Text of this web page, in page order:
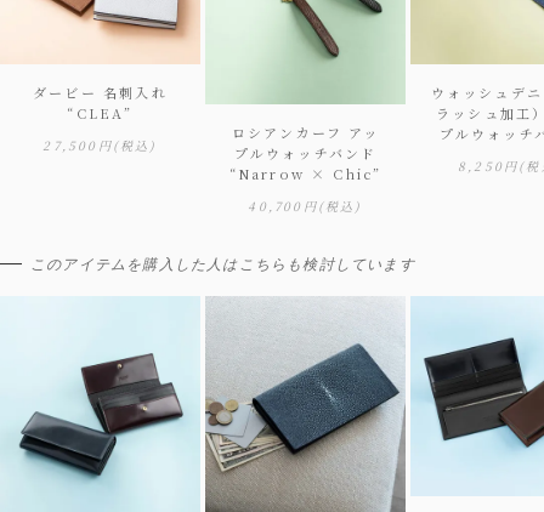
ダービー 名刺入れ
“CLEA”
27,500円(税込)
ロシアンカーフ アッ
プルウォッチバンド
“Narrow × Chic”
40,700円(税込)
ウォッシュデ
ラッシュ加工
プルウォッチ
8,250円(
このアイテムを購入した人はこちらも検討しています